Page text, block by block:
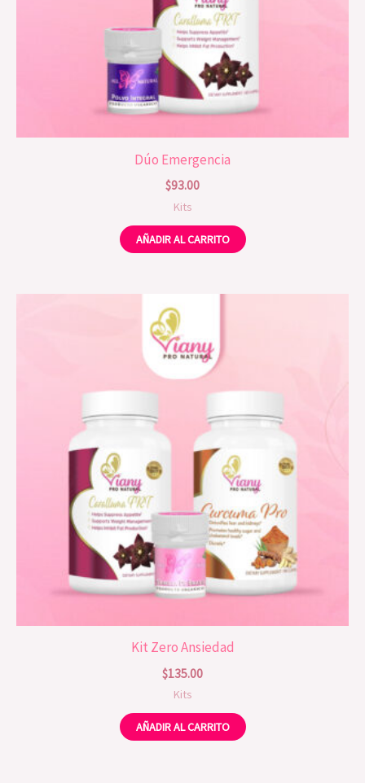
Dúo Emergencia
$93.00
Kits
AÑADIR AL CARRITO
Kit Zero Ansiedad
$135.00
Kits
AÑADIR AL CARRITO